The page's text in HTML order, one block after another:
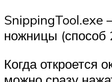
SnippingTool.exe
ножницы (способ
Когда откроется